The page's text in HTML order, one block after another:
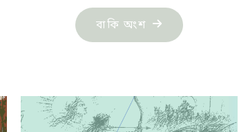
বাকি অংশ "সিদ্ধার্থ
হকের